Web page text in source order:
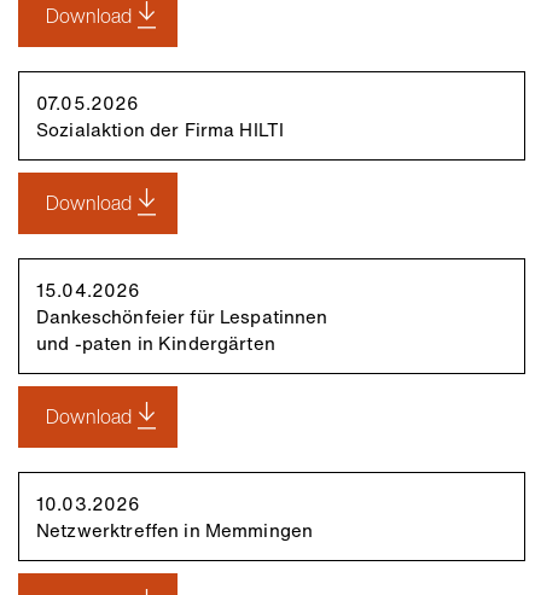
Download
07.05.2026
Sozialaktion der Firma HILTI
Download
15.04.2026
Dankeschönfeier für Lespatinnen
und -paten in Kindergärten
Download
10.03.2026
Netzwerktreffen in Memmingen